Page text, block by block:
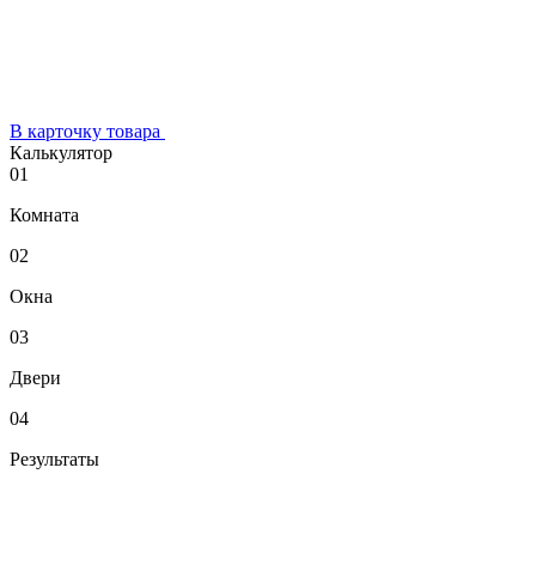
В карточку товара
Калькулятор
01
Комната
02
Окна
03
Двери
04
Результаты